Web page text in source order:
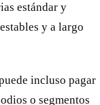
estándar y
y a largo
incluso pagar
o segmentos